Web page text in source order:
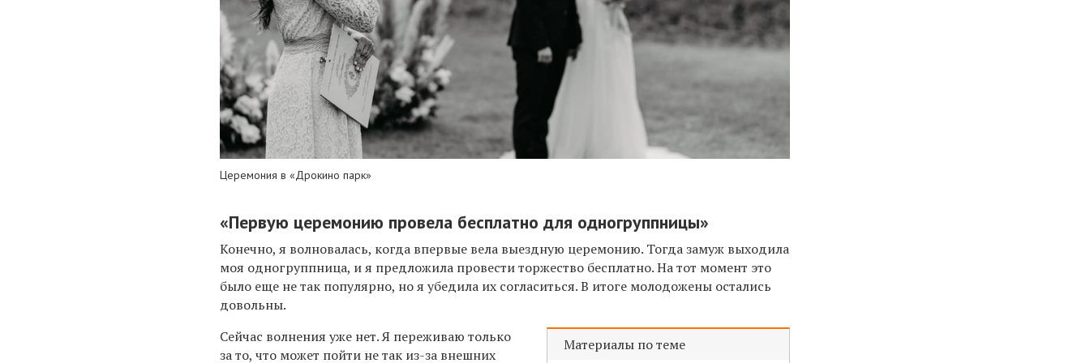
Церемония в «Дрокино парк»
«Первую церемонию провела бесплатно для одногруппницы»
Конечно, я волновалась, когда впервые вела выездную церемонию. Тогда замуж выходила
моя одногруппница, и я предложила провести торжество бесплатно. На тот момент это
было еще не так популярно, но я убедила их согласиться. В итоге молодожены остались
довольны.
Материалы по теме
Сейчас волнения уже нет. Я переживаю только
за то, что может пойти не так из-за внешних